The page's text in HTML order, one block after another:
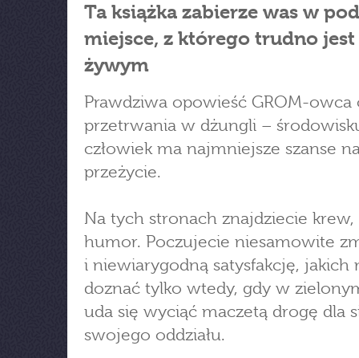
Ta książka zabierze was w
miejsce, z którego trudno
żywym
Prawdziwa opowieść GROM-owca
przetrwania w dżungli –
człowiek ma najmniejsze szanse
przeżycie.
Na tych stronach znajdziecie
humor. Poczujecie niesamowite
i niewiarygodną satysfakcję, jakich
doznać tylko wtedy, gdy w
uda się wyciąć maczetą drogę dla
swojego oddziału.